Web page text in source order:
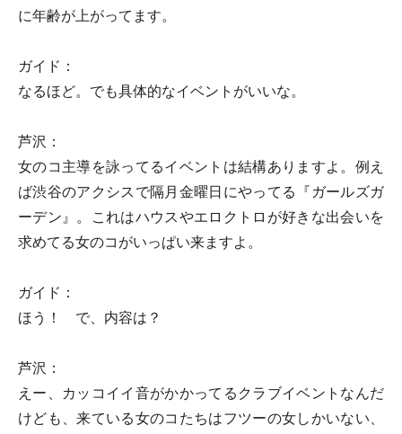
に年齢が上がってます。
ガイド：
なるほど。でも具体的なイベントがいいな。
芦沢：
女のコ主導を詠ってるイベントは結構ありますよ。例え
ば渋谷のアクシスで隔月金曜日にやってる『ガールズガ
ーデン』。これはハウスやエロクトロが好きな出会いを
求めてる女のコがいっぱい来ますよ。
ガイド：
ほう！ で、内容は？
芦沢：
えー、カッコイイ音がかかってるクラブイベントなんだ
けども、来ている女のコたちはフツーの女しかいない、